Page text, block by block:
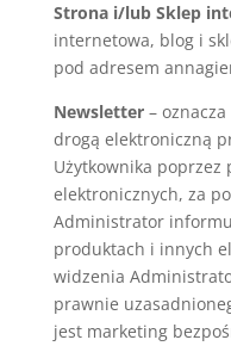
Strona i/lub Sklep
internetowa, blog i
pod adresem
Newsletter –
drogą elektroniczną
Użytkownika poprzez
elektronicznych, za
Administrator
produktach i innych
widzenia
prawnie
jest marketing